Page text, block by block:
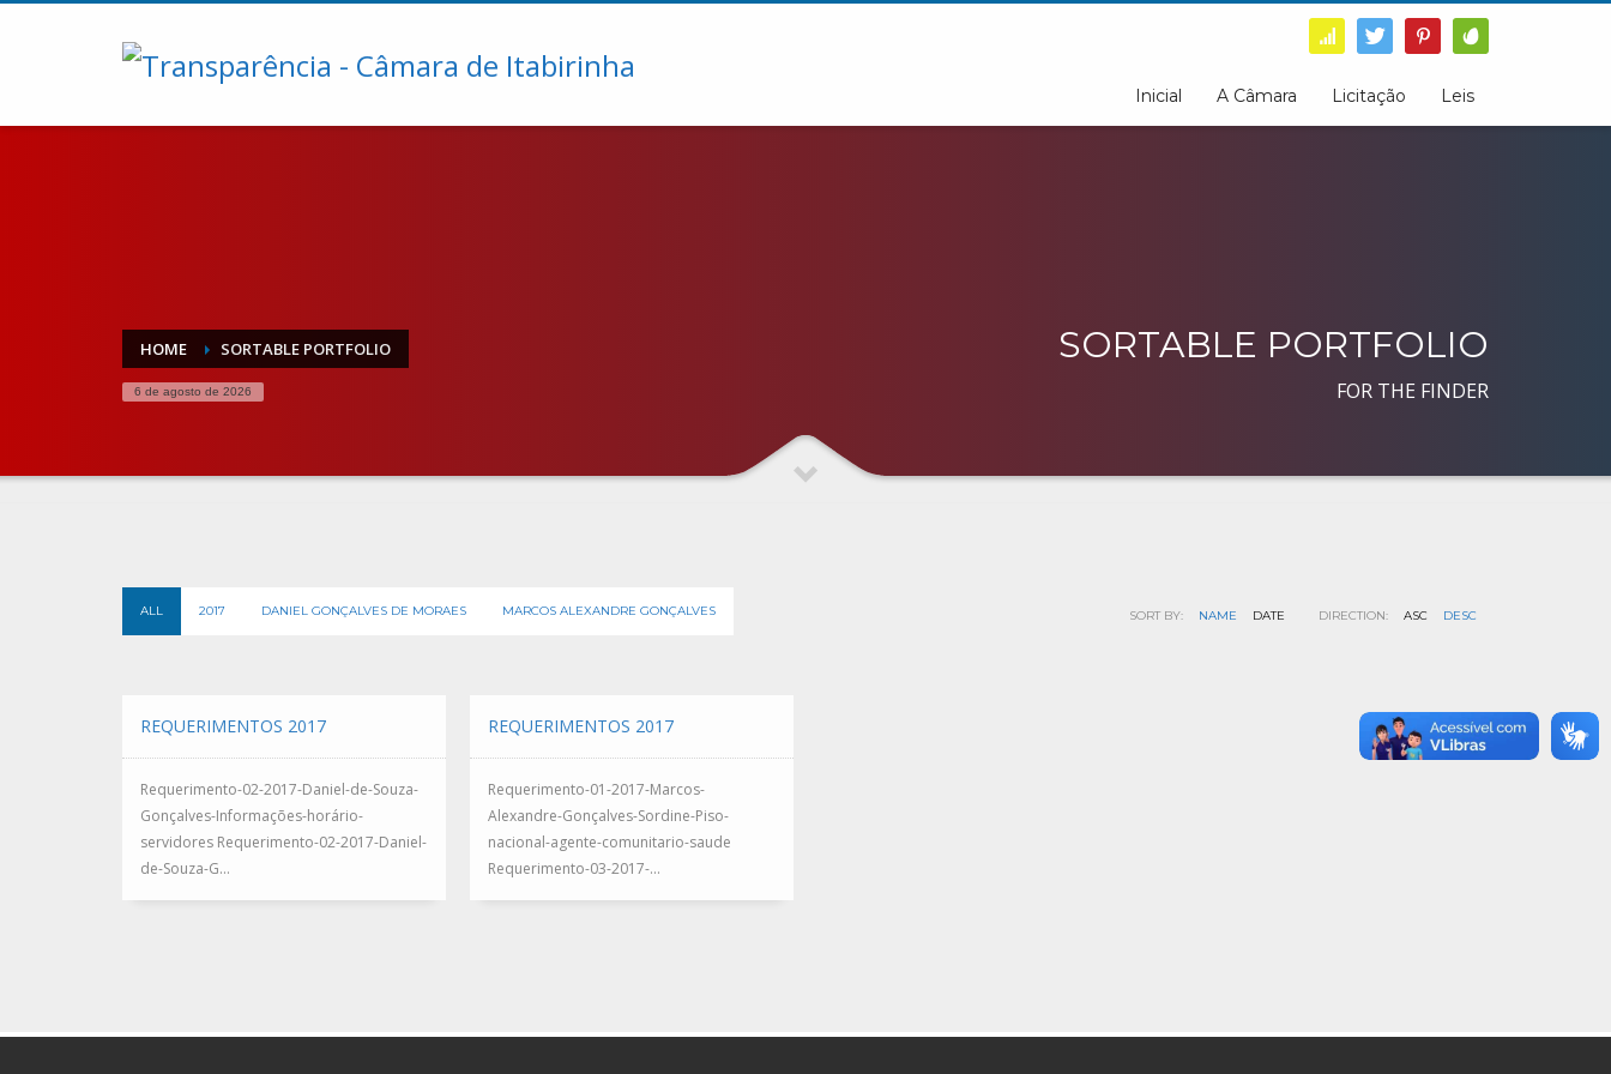
Inicial A Câmara Licitação Leis
HOME SORTABLE PORTFOLIO
6 de agosto de 2026
SORTABLE PORTFOLIO
FOR THE FINDER
SORT BY: NAME DATE DIRECTION: ASC DESC
ALL 2017 DANIEL GONÇALVES DE MORAES MARCOS ALEXANDRE GONÇALVES
REQUERIMENTOS 2017
Requerimento-02-2017-Daniel-de-Souza-
Gonçalves-Informações-horário-
servidores Requerimento-02-2017-Daniel-
de-Souza-G...
REQUERIMENTOS 2017
Requerimento-01-2017-Marcos-
Alexandre-Gonçalves-Sordine-Piso-
nacional-agente-comunitario-saude
Requerimento-03-2017-...